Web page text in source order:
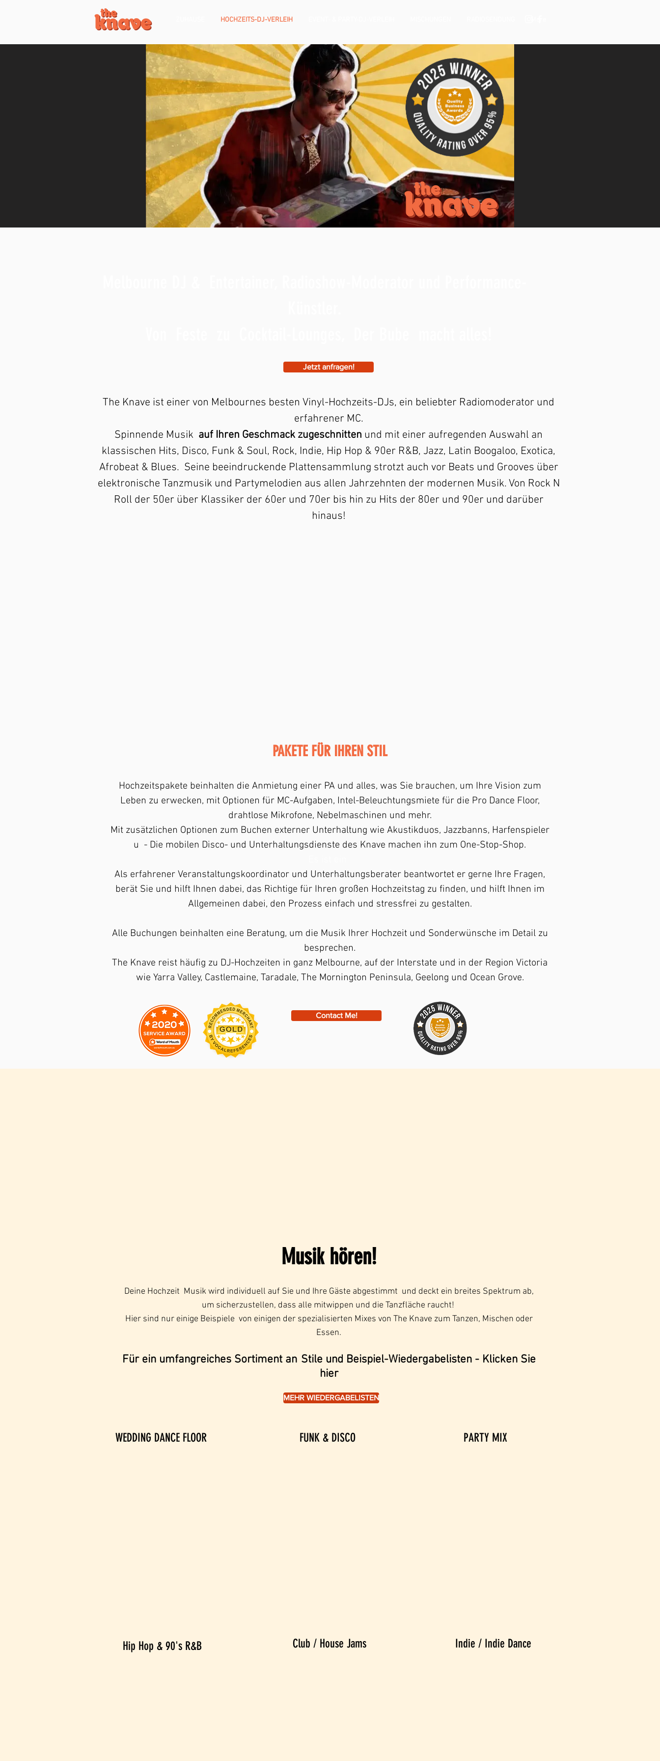
HOCHZEITS-DJ-VERLEIH
Jetzt anfragen!
The Knave ist einer von Melbournes besten Vinyl-Hochzeits-DJs, ein beliebter Radiomoderator und
erfahrener MC.
Spinnende Musik auf Ihren Geschmack zugeschnitten und mit einer aufregenden Auswahl an
klassischen Hits, Disco, Funk & Soul, Rock, Indie, Hip Hop & 90er R&B, Jazz, Latin Boogaloo, Exotica,
Afrobeat & Blues. Seine beeindruckende Plattensammlung strotzt auch vor Beats und Grooves über
elektronische Tanzmusik und Partymelodien aus allen Jahrzehnten der modernen Musik. Von Rock N
Roll der 50er über Klassiker der 60er und 70er bis hin zu Hits der 80er und 90er und darüber
hinaus!
PAKETE FÜR IHREN STIL
Hochzeitspakete beinhalten die Anmietung einer PA und alles, was Sie brauchen, um Ihre Vision zum
Leben zu erwecken, mit Optionen für MC-Aufgaben, Intel-Beleuchtungsmiete für die Pro Dance Floor,
drahtlose Mikrofone, Nebelmaschinen und mehr.
Mit zusätzlichen Optionen zum Buchen externer Unterhaltung wie Akustikduos, Jazzbanns, Harfenspieler
u - Die mobilen Disco- und Unterhaltungsdienste des Knave machen ihn zum One-Stop-Shop.
Als erfahrener Veranstaltungskoordinator und Unterhaltungsberater beantwortet er gerne Ihre Fragen,
berät Sie und hilft Ihnen dabei, das Richtige für Ihren großen Hochzeitstag zu finden, und hilft Ihnen im
Allgemeinen dabei, den Prozess einfach und stressfrei zu gestalten.
Alle Buchungen beinhalten eine Beratung, um die Musik Ihrer Hochzeit und Sonderwünsche im Detail zu
besprechen.
The Knave reist häufig zu DJ-Hochzeiten in ganz Melbourne, auf der Interstate und in der Region Victoria
wie Yarra Valley, Castlemaine, Taradale, The Mornington Peninsula, Geelong und Ocean Grove.
Contact Me!
Musik hören!
Deine Hochzeit Musik wird individuell auf Sie und Ihre Gäste abgestimmt und deckt ein breites Spektrum ab,
um sicherzustellen, dass alle mitwippen und die Tanzfläche raucht!
Hier sind nur einige Beispiele von einigen der spezialisierten Mixes von The Knave zum Tanzen, Mischen oder
Essen.
Für ein umfangreiches Sortiment an Stile und Beispiel-Wiedergabelisten - Klicken Sie
hier
MEHR WIEDERGABELISTEN
WEDDING DANCE FLOOR
Hip Hop & 90's R&B
FUNK & DISCO PARTY MIX
Club / House Jams Indie / Indie Dance